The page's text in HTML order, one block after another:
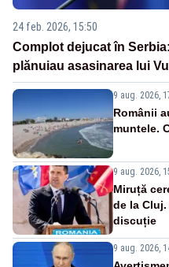
24 feb. 2026, 15:50
Complot dejucat în
plănuiau asasinarea lui
9 aug. 2026,
Românii
muntele.
9 aug. 2026,
Miruță
de la
discuție
9 aug. 2026,